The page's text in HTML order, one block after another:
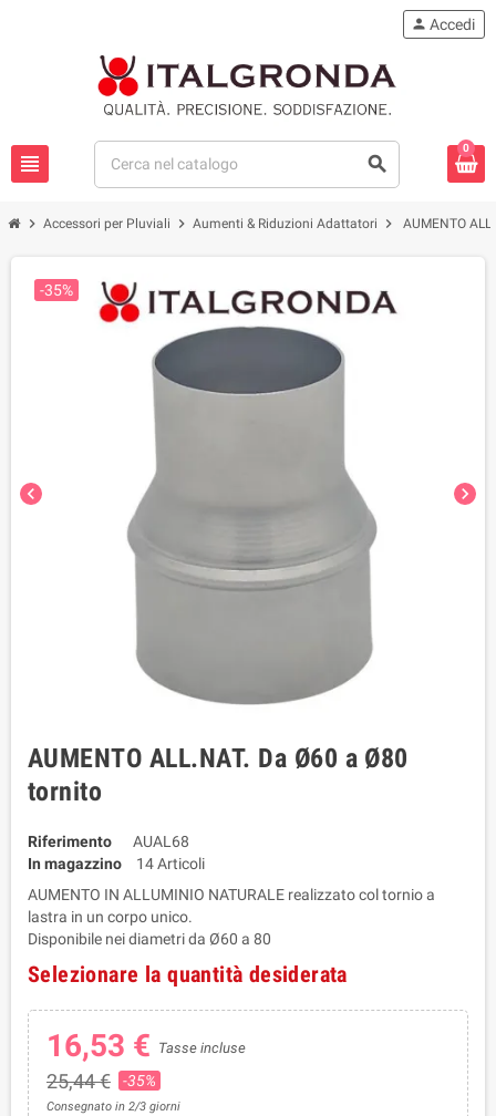
view_headline search
person Accedi
0
chevron_right Accessori per Pluviali chevron_right Aumenti & Riduzioni Adattatori chevron_right AUMENTO
chevron_left chevron_right
-35%
AUMENTO ALL.NAT. Da Ø60 a Ø80
tornito
Riferimento
AUAL68
In magazzino
14 Articoli
AUMENTO IN ALLUMINIO NATURALE realizzato col tornio a
lastra in un corpo unico.
Disponibile nei diametri da Ø60 a 80
Selezionare la quantità desiderata
16,53 € Tasse incluse
25,44 € -35%
Consegnato in 2/3 giorni